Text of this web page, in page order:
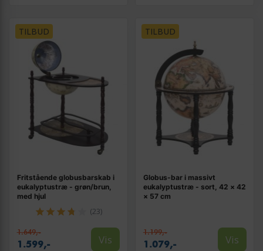
TILBUD
Fritstående globusbarskab i
eukalyptustræ - grøn/brun,
med hjul
(23)
1.649,-
1.599,- Vis
TILBUD
Globus-bar i massivt
eukalyptustræ - sort, 42 × 42
× 57 cm
1.199,-
1.079,- Vis